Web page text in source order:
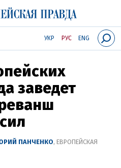
УКР РУС ENG
заведет
ПАНЧЕНКО, ЕВРОПЕЙСКАЯ